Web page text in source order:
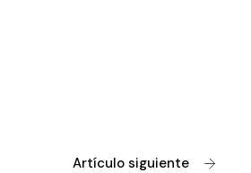
Artículo siguiente